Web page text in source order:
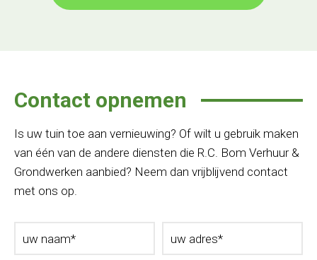
Contact opnemen
Is uw tuin toe aan vernieuwing? Of wilt u gebruik maken
van één van de andere diensten die R.C. Bom Verhuur &
Grondwerken aanbied? Neem dan vrijblijvend contact
met ons op.